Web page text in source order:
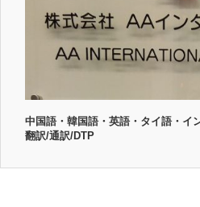
中国語・韓国語・英語・タイ語・
翻訳/通訳/DTP